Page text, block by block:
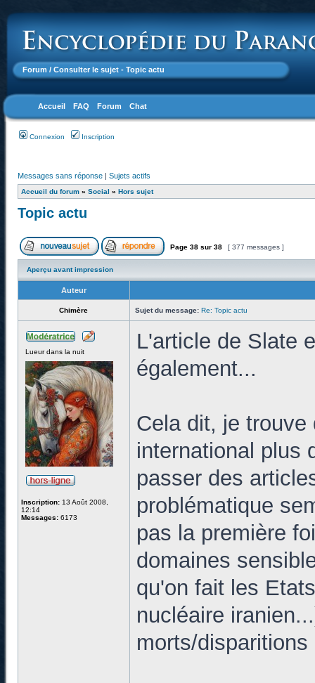
Forum / Consulter le sujet - Topic actu
Accueil FAQ Forum Chat
Connexion Inscription
Messages sans réponse | Sujets actifs
Accueil du forum » Social » Hors sujet
Topic actu
Page 38 sur 38 [ 377 messages ]
Aperçu avant impression
Auteur
Chimère Sujet du message: Re: Topic actu
Lueur dans la nuit
Inscription: 13 Août 2008,
12:14
Messages: 6173
L'article de Slate
également...
Cela dit, je
international plus
passer des
problématique
pas la première
domaines
qu'on fait les
nucléaire
morts/